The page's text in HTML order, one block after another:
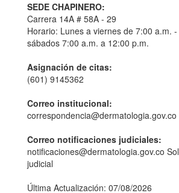
SEDE CHAPINERO:
Carrera 14A # 58A - 29
Horario: Lunes a viernes de 7:00 a.m.
sábados 7:00 a.m. a 12:00 p.m.
Asignación de citas:
(601) 9145362
Correo institucional:
correspondencia@dermatologia.gov.co
Correo notificaciones judiciales:
notificaciones@dermatologia.gov.co
judicial
Última Actualización: 07/08/2026